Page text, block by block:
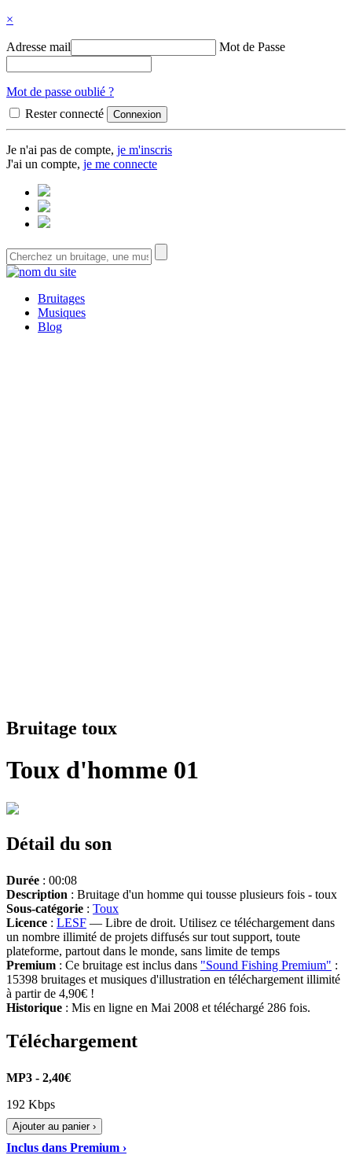
×
Adresse mail Mot de Passe
Mot de passe oublié ?
Rester connecté
Je n'ai pas de compte, je m'inscris
J'ai un compte, je me connecte
Bruitages
Musiques
Blog
Bruitage toux
Toux d'homme 01
Détail du son
Durée : 00:08
Description : Bruitage d'un homme qui tousse plusieurs fois - toux
Sous-catégorie : Toux
Licence : LESF — Libre de droit. Utilisez ce téléchargement dans
un nombre illimité de projets diffusés sur tout support, toute
plateforme, partout dans le monde, sans limite de temps
Premium : Ce bruitage est inclus dans "Sound Fishing Premium" :
15398 bruitages et musiques d'illustration en téléchargement illimité
à partir de 4,90€ !
Historique : Mis en ligne en Mai 2008 et téléchargé 286 fois.
Téléchargement
MP3 - 2,40€
192 Kbps
Ajouter au panier ›
Inclus dans Premium ›